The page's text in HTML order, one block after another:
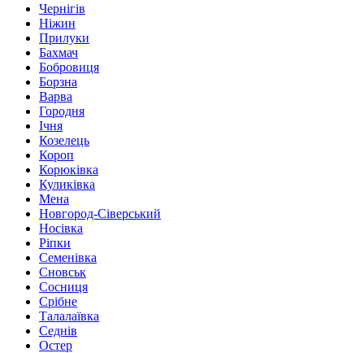
Чернігів
Ніжин
Прилуки
Бахмач
Бобровиця
Борзна
Варва
Городня
Ічня
Козелець
Короп
Корюківка
Куликівка
Мена
Новгород-Сіверський
Носівка
Ріпки
Семенівка
Сновськ
Сосниця
Срібне
Талалаївка
Седнів
Остер